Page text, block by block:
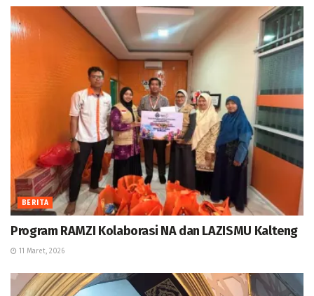
BERITA
Program RAMZI Kolaborasi NA dan LAZISMU Kalteng
11 Maret, 2026